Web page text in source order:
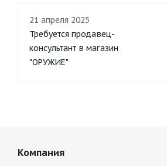
21 апреля 2025
Требуется продавец-
консультант в магазин
"ОРУЖИЕ"
Компания